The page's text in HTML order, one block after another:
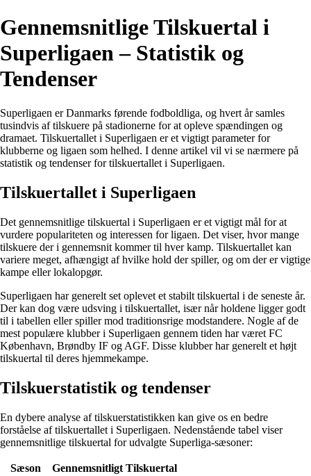
Gennemsnitlige Tilskuertal i
Superligaen – Statistik og
Tendenser
Superligaen er Danmarks førende fodboldliga, og hvert år samles
tusindvis af tilskuere på stadionerne for at opleve spændingen og
dramaet. Tilskuertallet i Superligaen er et vigtigt parameter for
klubberne og ligaen som helhed. I denne artikel vil vi se nærmere på
statistik og tendenser for tilskuertallet i Superligaen.
Tilskuertallet i Superligaen
Det gennemsnitlige tilskuertal i Superligaen er et vigtigt mål for at
vurdere populariteten og interessen for ligaen. Det viser, hvor mange
tilskuere der i gennemsnit kommer til hver kamp. Tilskuertallet kan
variere meget, afhængigt af hvilke hold der spiller, og om der er vigtige
kampe eller lokalopgør.
Superligaen har generelt set oplevet et stabilt tilskuertal i de seneste år.
Der kan dog være udsving i tilskuertallet, især når holdene ligger godt
til i tabellen eller spiller mod traditionsrige modstandere. Nogle af de
mest populære klubber i Superligaen gennem tiden har været FC
København, Brøndby IF og AGF. Disse klubber har generelt et højt
tilskuertal til deres hjemmekampe.
Tilskuerstatistik og tendenser
En dybere analyse af tilskuerstatistikken kan give os en bedre
forståelse af tilskuertallet i Superligaen. Nedenstående tabel viser
gennemsnitlige tilskuertal for udvalgte Superliga-sæsoner:
Sæson
Gennemsnitligt Tilskuertal